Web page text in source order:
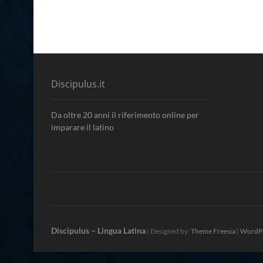
Discipulus.it
Da oltre 20 anni il riferimento online per
imparare il latino
Discipulus – Lingua Latina | Designed by: Theme Freesia |